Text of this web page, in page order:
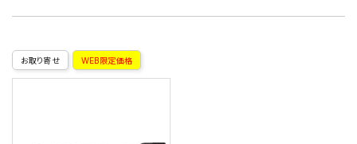
お取り寄せ WEB限定価格